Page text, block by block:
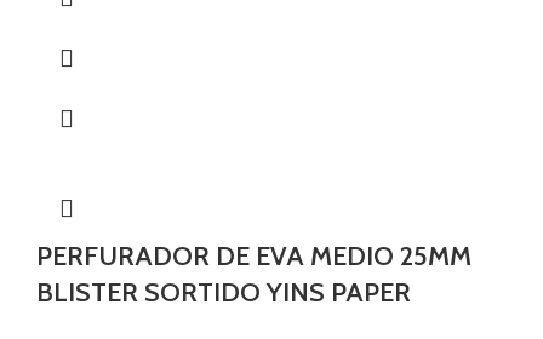
PERFURADOR DE EVA MEDIO 25MM
BLISTER SORTIDO YINS PAPER